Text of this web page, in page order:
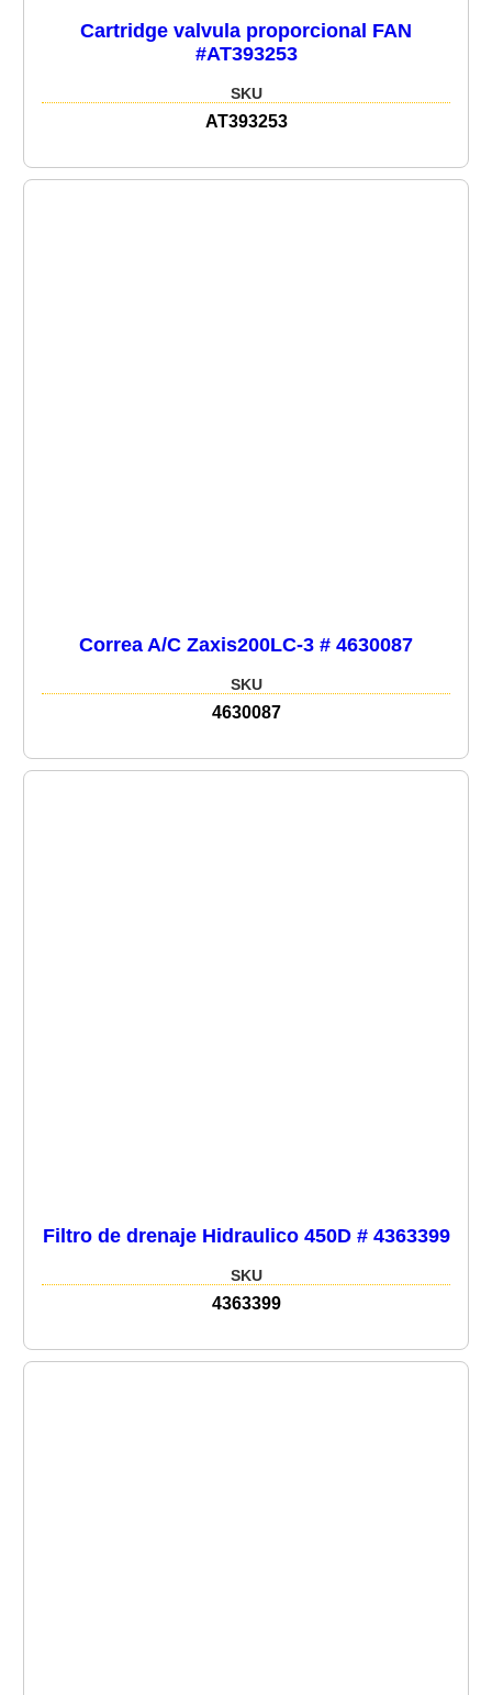
Cartridge valvula proporcional FAN
#AT393253
SKU
AT393253
Correa A/C Zaxis200LC-3 # 4630087
SKU
4630087
Filtro de drenaje Hidraulico 450D # 4363399
SKU
4363399